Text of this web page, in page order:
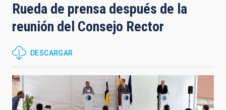
navegación
Rueda de prensa después de la
reunión del Consejo Rector
DESCARGAR